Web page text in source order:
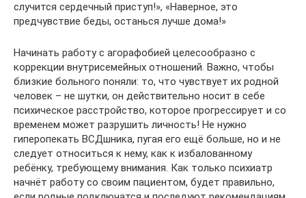
случится сердечный приступ!», «Наверное, это
предчувствие беды, останься лучше дома!»
Начинать работу с агорафобией целесообразно с
коррекции внутрисемейных отношений. Важно, чтобы
близкие больного поняли: то, что чувствует их родной
человек – не шутки, он действительно носит в себе
психическое расстройство, которое прогрессирует и со
временем может разрушить личность! Не нужно
гиперопекать ВСДшника, пугая его ещё больше, но и не
следует относиться к нему, как к избалованному
ребёнку, требующему внимания. Как только психиатр
начнёт работу со своим пациентом, будет правильно,